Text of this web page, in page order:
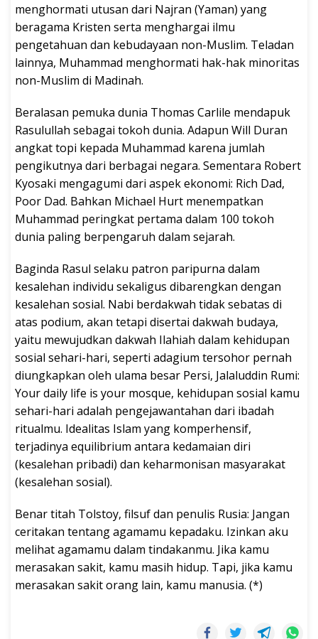
menghormati utusan dari Najran (Yaman) yang
beragama Kristen serta menghargai ilmu
pengetahuan dan kebudayaan non-Muslim. Teladan
lainnya, Muhammad menghormati hak-hak minoritas
non-Muslim di Madinah.
Beralasan pemuka dunia Thomas Carlile mendapuk
Rasulullah sebagai tokoh dunia. Adapun Will Duran
angkat topi kepada Muhammad karena jumlah
pengikutnya dari berbagai negara. Sementara Robert
Kyosaki mengagumi dari aspek ekonomi: Rich Dad,
Poor Dad. Bahkan Michael Hurt menempatkan
Muhammad peringkat pertama dalam 100 tokoh
dunia paling berpengaruh dalam sejarah.
Baginda Rasul selaku patron paripurna dalam
kesalehan individu sekaligus dibarengkan dengan
kesalehan sosial. Nabi berdakwah tidak sebatas di
atas podium, akan tetapi disertai dakwah budaya,
yaitu mewujudkan dakwah Ilahiah dalam kehidupan
sosial sehari-hari, seperti adagium tersohor pernah
diungkapkan oleh ulama besar Persi, Jalaluddin Rumi:
Your daily life is your mosque, kehidupan sosial kamu
sehari-hari adalah pengejawantahan dari ibadah
ritualmu. Idealitas Islam yang komperhensif,
terjadinya equilibrium antara kedamaian diri
(kesalehan pribadi) dan keharmonisan masyarakat
(kesalehan sosial).
Benar titah Tolstoy, filsuf dan penulis Rusia: Jangan
ceritakan tentang agamamu kepadaku. Izinkan aku
melihat agamamu dalam tindakanmu. Jika kamu
merasakan sakit, kamu masih hidup. Tapi, jika kamu
merasakan sakit orang lain, kamu manusia. (*)